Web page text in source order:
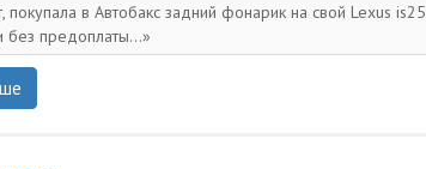
покупала в Автобакс задний фонарик на свой Lexus
без предоплаты...